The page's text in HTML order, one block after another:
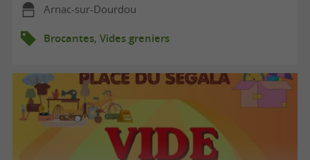
Arnac-sur-Dourdou
Brocantes, Vides greniers